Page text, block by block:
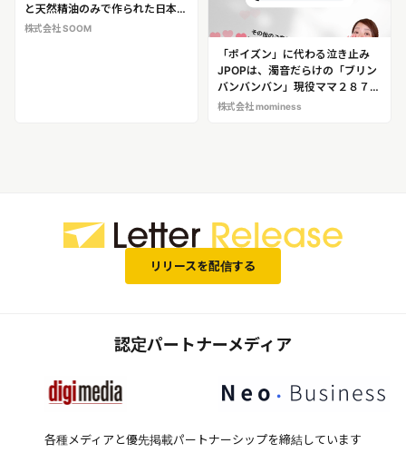
と天然精油のみで作られた日本初
のバスオイル「TE.ON」バスオイ
株式会社 SOOM
「ポイズン」に代わる泣き止み
JPOPは、濁音だらけの「ブリン
バンバンバン」現役ママ２８７人
に調査し、令和の泣き止みソング
株式会社 mominess
リリースを配信する
認定パートナーメディア
各種メディアと優先掲載パートナーシップを締結しています